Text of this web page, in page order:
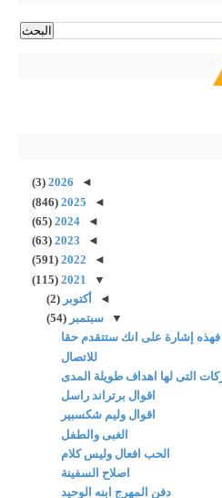
◄
2026
(3)
◄
2025
(846)
◄
2024
(65)
◄
2023
(63)
◄
2022
(591)
▼
2021
(115)
◄
أكتوبر(2)
▼سبتمبر(54)
فهذه إشارة على انك ستتقدم حقا
للاتصال
التى لها اهداف طويلة المدى
اقوال برتراند راسل
اقوال وليم شكسبير
الغبى والطفل
الحب افعال وليس كلام
اصلاح السفينة
دفن المهرج ابنه الوحيد